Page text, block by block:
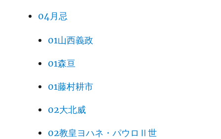
04月忌
01山西義政
01森亘
01藤村耕市
02大北威
02教皇ヨハネ・パウロⅡ世